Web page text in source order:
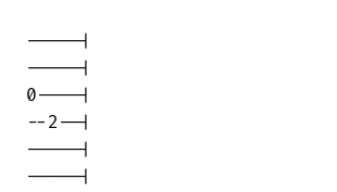
-----|
-----|
0----|
--2--|
-----|
-----|